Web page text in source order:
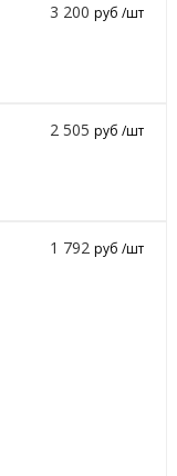
3 200руб /шт
2 505руб /шт
1 792руб /шт